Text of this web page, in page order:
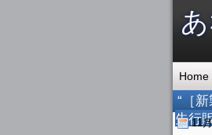
Home
“［
先行
11